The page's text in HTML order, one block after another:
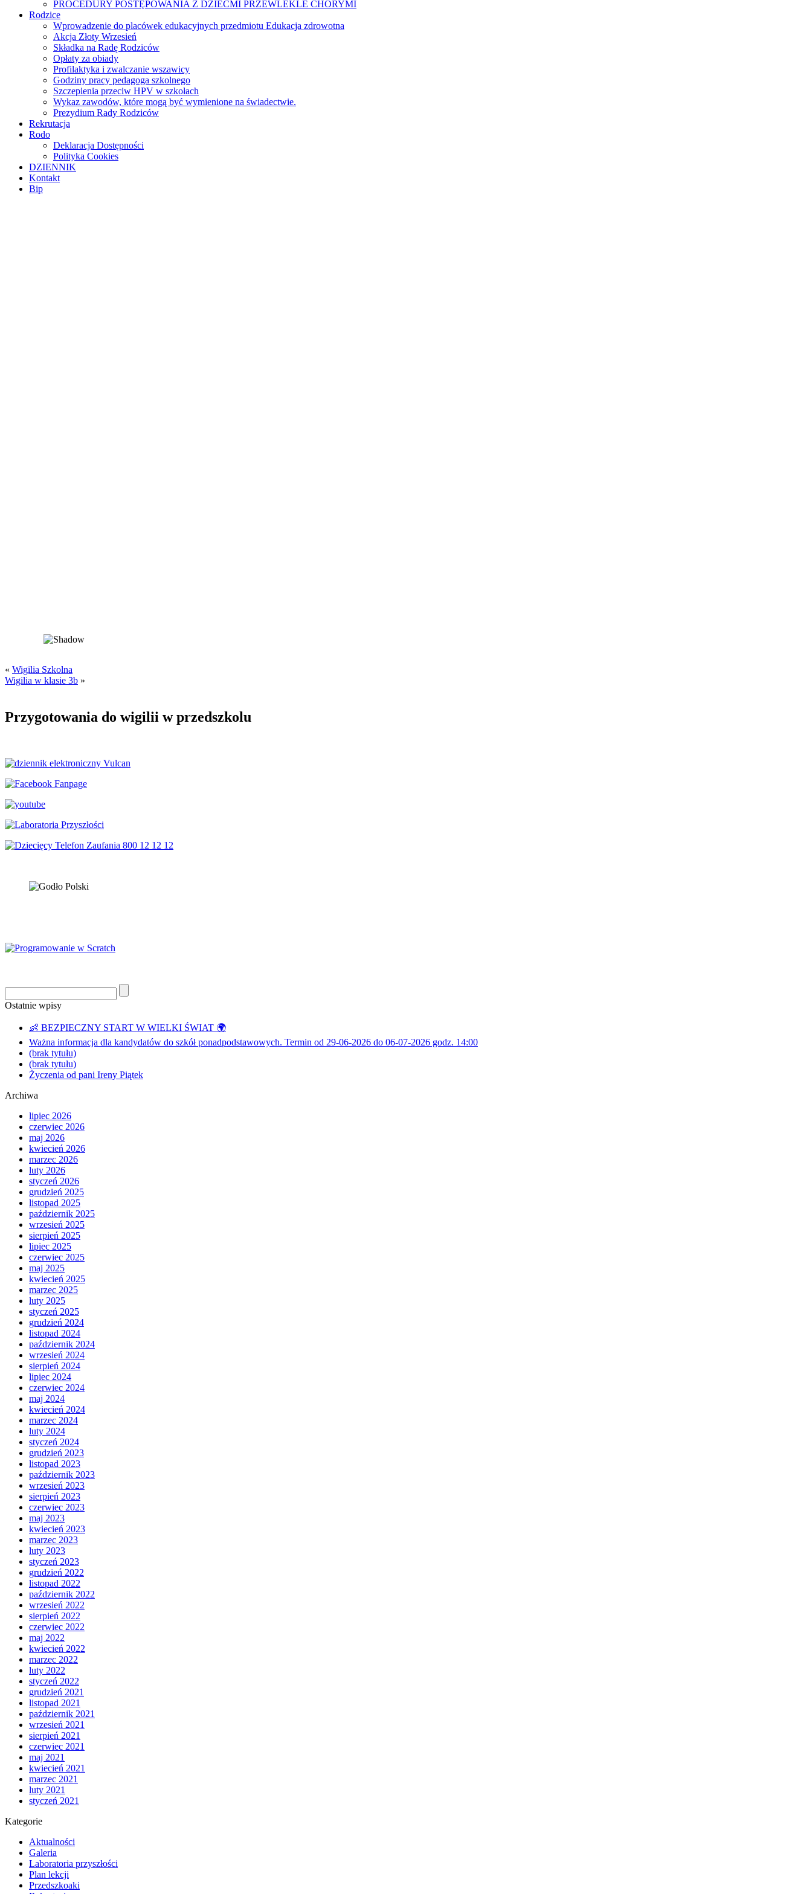
PROCEDURY POSTĘPOWANIA Z DZIEĆMI PRZEWLEKLE CHORYMI
Rodzice
Wprowadzenie do placówek edukacyjnych przedmiotu Edukacja zdrowotna
Akcja Złoty Wrzesień
Składka na Radę Rodziców
Opłaty za obiady
Profilaktyka i zwalczanie wszawicy
Godziny pracy pedagoga szkolnego
Szczepienia przeciw HPV w szkołach
Wykaz zawodów, które mogą być wymienione na świadectwie.
Prezydium Rady Rodziców
Rekrutacja
Rodo
Deklaracja Dostępności
Polityka Cookies
DZIENNIK
Kontakt
Bip
« Wigilia Szkolna
Wigilia w klasie 3b »
Przygotowania do wigilii w przedszkolu
Ostatnie wpisy
👶 BEZPIECZNY START W WIELKI ŚWIAT 🌍
Ważna informacja dla kandydatów do szkół ponadpodstawowych. Termin od 29-06-2026 do 06-07-2026 godz. 14:00
(brak tytułu)
(brak tytułu)
Życzenia od pani Ireny Piątek
Archiwa
lipiec 2026
czerwiec 2026
maj 2026
kwiecień 2026
marzec 2026
luty 2026
styczeń 2026
grudzień 2025
listopad 2025
październik 2025
wrzesień 2025
sierpień 2025
lipiec 2025
czerwiec 2025
maj 2025
kwiecień 2025
marzec 2025
luty 2025
styczeń 2025
grudzień 2024
listopad 2024
październik 2024
wrzesień 2024
sierpień 2024
lipiec 2024
czerwiec 2024
maj 2024
kwiecień 2024
marzec 2024
luty 2024
styczeń 2024
grudzień 2023
listopad 2023
październik 2023
wrzesień 2023
sierpień 2023
czerwiec 2023
maj 2023
kwiecień 2023
marzec 2023
luty 2023
styczeń 2023
grudzień 2022
listopad 2022
październik 2022
wrzesień 2022
sierpień 2022
czerwiec 2022
maj 2022
kwiecień 2022
marzec 2022
luty 2022
styczeń 2022
grudzień 2021
listopad 2021
październik 2021
wrzesień 2021
sierpień 2021
czerwiec 2021
maj 2021
kwiecień 2021
marzec 2021
luty 2021
styczeń 2021
Kategorie
Aktualności
Galeria
Laboratoria przyszłości
Plan lekcji
Przedszkoaki